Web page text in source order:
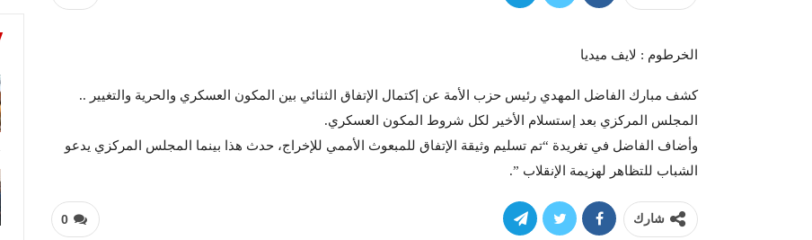
الخرطوم : لايف ميديا
كشف مبارك الفاضل المهدي رئيس حزب الأمة عن إكتمال الإتفاق الثنائي بين المكون العسكري والحرية والتغيير ..
المجلس المركزي بعد إستسلام الأخير لكل شروط المكون العسكري.
وأضاف الفاضل في تغريدة “تم تسليم وثيقة الإتفاق للمبعوث الأممي للإخراج، حدث هذا بينما المجلس المركزي يدعو
الشباب للتظاهر لهزيمة الإنقلاب ”.
0 شارك